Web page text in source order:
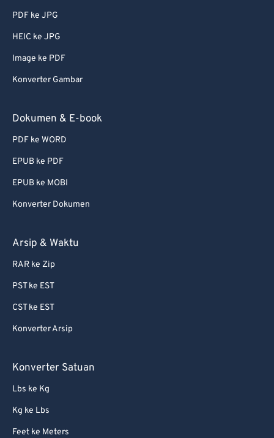
PDF ke JPG
HEIC ke JPG
Image ke PDF
Konverter Gambar
Dokumen & E-book
PDF ke WORD
EPUB ke PDF
EPUB ke MOBI
Konverter Dokumen
Arsip & Waktu
RAR ke Zip
PST ke EST
CST ke EST
Konverter Arsip
Konverter Satuan
Lbs ke Kg
Kg ke Lbs
Feet ke Meters